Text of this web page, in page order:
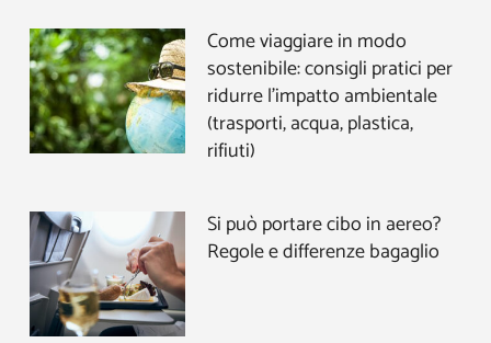
Come viaggiare in modo
sostenibile: consigli pratici per
ridurre l’impatto ambientale
(trasporti, acqua, plastica,
rifiuti)
Si può portare cibo in aereo?
Regole e differenze bagaglio